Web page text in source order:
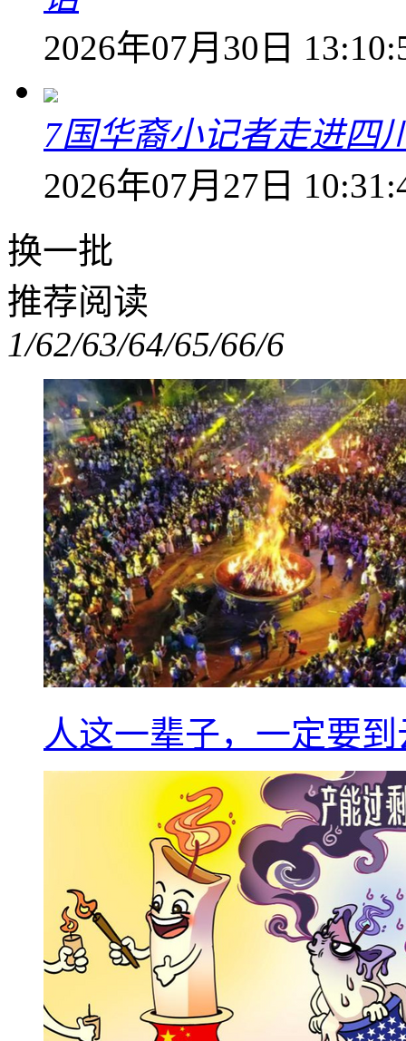
2026年07月30日
7国华裔小记者走进四
2026年07月27日
换一批
推荐阅读
1/62/63/64/65/66/6
人这一辈子，一定要